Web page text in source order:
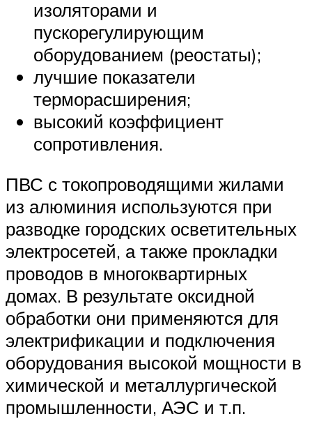
изоляторами и
пускорегулирующим
оборудованием (реостаты);
лучшие показатели
терморасширения;
высокий коэффициент
сопротивления.
ПВС с токопроводящими жилами
из алюминия используются при
разводке городских осветительных
электросетей, а также прокладки
проводов в многоквартирных
домах. В результате оксидной
обработки они применяются для
электрификации и подключения
оборудования высокой мощности в
химической и металлургической
промышленности, АЭС и т.п.